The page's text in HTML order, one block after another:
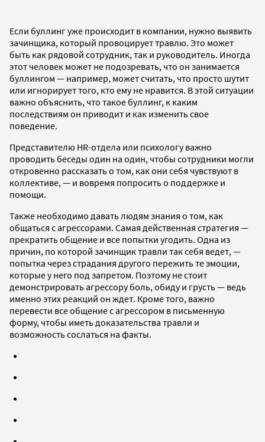
Если буллинг уже происходит в компании, нужно выявить
зачинщика, который провоцирует травлю. Это может
быть как рядовой сотрудник, так и руководитель. Иногда
этот человек может не подозревать, что он занимается
буллингом — например, может считать, что просто шутит
или игнорирует того, кто ему не нравится. В этой ситуации
важно объяснить, что такое буллинг, к каким
последствиям он приводит и как изменить свое
поведение.
Представителю HR-отдела или психологу важно
проводить беседы один на один, чтобы сотрудники могли
откровенно рассказать о том, как они себя чувствуют в
коллективе, — и вовремя попросить о поддержке и
помощи.
Также необходимо давать людям знания о том, как
общаться с агрессорами. Самая действенная стратегия —
прекратить общение и все попытки угодить. Одна из
причин, по которой зачинщик травли так себя ведет, —
попытка через страдания другого пережить те эмоции,
которые у него под запретом. Поэтому не стоит
демонстрировать агрессору боль, обиду и грусть — ведь
именно этих реакций он ждет. Кроме того, важно
перевести все общение с агрессором в письменную
форму, чтобы иметь доказательства травли и
возможность сослаться на факты.